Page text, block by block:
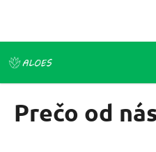
Prečo od
š
k Č
p